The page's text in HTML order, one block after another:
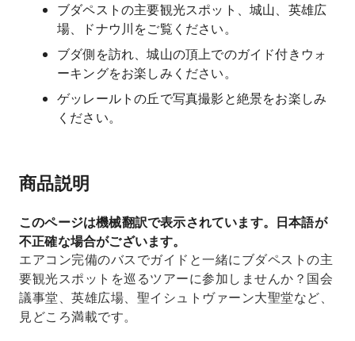
ブダペストの主要観光スポット、城山、英雄広
場、ドナウ川をご覧ください。
ブダ側を訪れ、城山の頂上でのガイド付きウォ
ーキングをお楽しみください。
ゲッレールトの丘で写真撮影と絶景をお楽しみ
ください。
商品説明
このページは機械翻訳で表示されています。日本語が
不正確な場合がございます。
エアコン完備のバスでガイドと一緒にブダペストの主
要観光スポットを巡るツアーに参加しませんか？国会
議事堂、英雄広場、聖イシュトヴァーン大聖堂など、
見どころ満載です。